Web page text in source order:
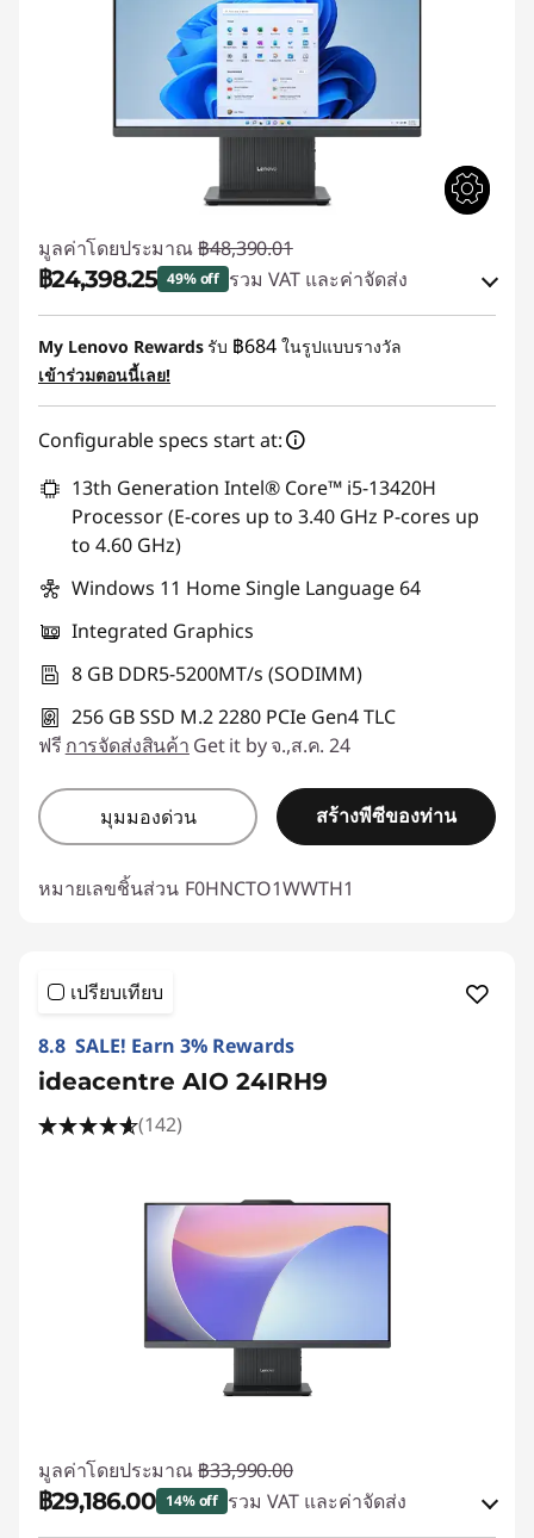
มูลค่าโดยประมาณ ฿48,390.01
฿24,398.25 49% off รวม VAT และค่าจัดส่ง
ประหยัดทันที :-฿22,636.84
หรือ
การประหยัด eCoupon :-฿23,991.76
*Savings cannot be combined
ใช้ eCoupon :88SALETH
My Lenovo Rewardsรับ ฿684 ในรูปแบบรางวัล
เข้าร่วมตอนนี้เลย!
Configurable specs start at:
13th Generation Intel® Core™ i5-13420H
Processor (E-cores up to 3.40 GHz P-cores up
to 4.60 GHz)
Windows 11 Home Single Language 64
Integrated Graphics
8 GB DDR5-5200MT/s (SODIMM)
256 GB SSD M.2 2280 PCIe Gen4 TLC
ฟรี การจัดส่งสินค้า Get it by จ.,ส.ค. 24
มุมมองด่วน สร้างพีซีของท่าน
หมายเลขชิ้นส่วน F0HNCTO1WWTH1
เปรียบเทียบ
8.8 SALE! Earn 3% Rewards
ideacentre AIO 24IRH9
(142)
มูลค่าโดยประมาณ ฿33,990.00
฿29,186.00 14% off รวม VAT และค่าจัดส่ง